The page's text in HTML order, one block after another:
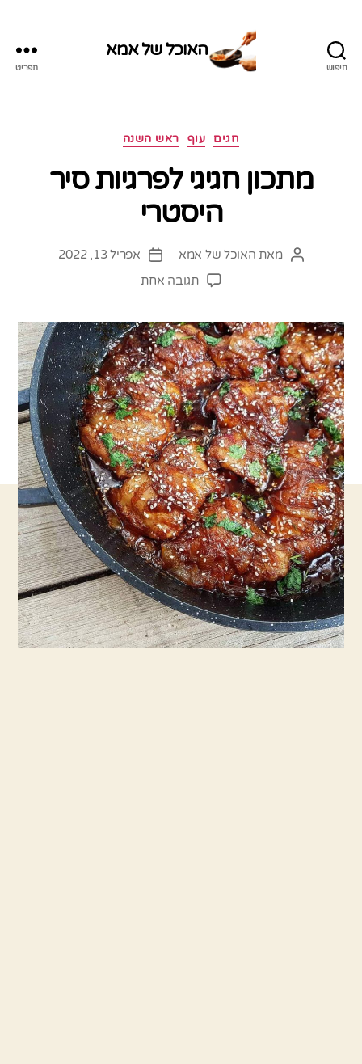
חיפוש
האוכל של אמא
תפריט
קטגוריות חגים עוף ראש השנה
מתכון חגיגי לפרגיות סיר
היסטרי
המחבר
מאת האוכל של אמא
תאריךאפריל 13, 2022
תגובה אחתעל
לפרגיות
סיר
היסטרי